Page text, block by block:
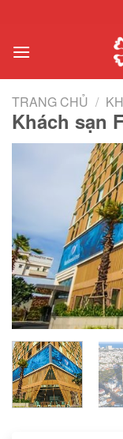
nội
TRANG CHỦ /
Khách sạn